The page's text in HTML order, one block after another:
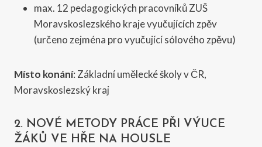
max. 12 pedagogických pracovníků ZUŠ
Moravskoslezského kraje vyučujících zpěv
(určeno zejména pro vyučující sólového zpěvu)
Místo konání: Základní umělecké školy v ČR,
Moravskoslezský kraj
2. NOVÉ METODY PRÁCE PŘI VÝUCE
ŽÁKŮ VE HŘE NA HOUSLE